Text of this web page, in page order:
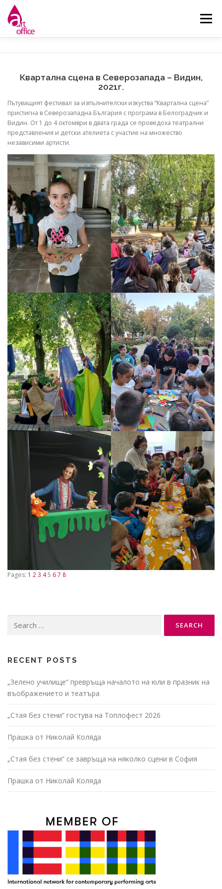
content
Menu
Квартална сцена в Северозапада – Видин,
2021г.
Пътуващият фестивал за изпълнителски изкуства “Квартална сцена”
пристигна в Северозападна България с програма в Белоградчик и
Видин. От 1 до 4 октомври в двата града се проведоха театрални
представления и детски ателиета с участие на множество
независими артисти.
Pages: 1 23 45 67 8
for:
RECENT POSTS
„Зелено училище“ превръща началото на юли в празник на
въображението и театъра
„Стая без стени“ гостува на Топлофест 2026
Прашка от Николай Коляда
„Стая без стени“ се завръща на няколко сцени в София
Прашка от Николай Коляда